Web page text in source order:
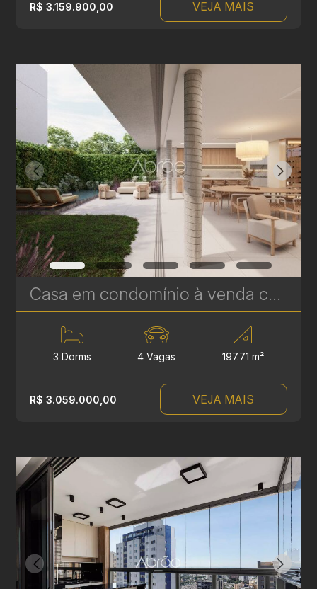
R$ 3.159.900,00 VEJA MAIS
Casa em condomínio à venda com 3 suítes em Campina do Siqueira - 314,84 m² privativos - Casa Áurea | Ref. 1781
3 Dorms 4 Vagas 197.71 m²
R$ 3.059.000,00 VEJA MAIS